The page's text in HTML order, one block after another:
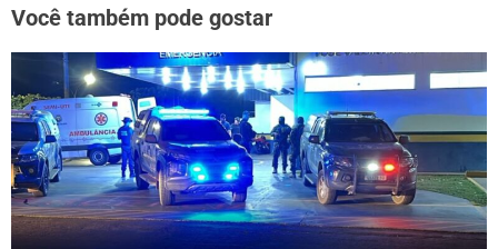
a
ç
ã
o
d
e
Você também pode gostar